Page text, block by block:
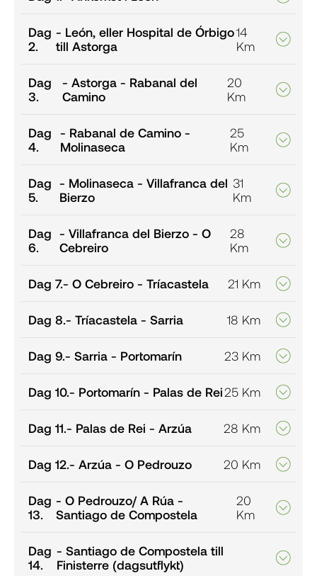
Dag
2.
- León, eller Hospital de Órbigo
till Astorga
14
Km
Dag
3.
- Astorga - Rabanal del
Camino
20
Km
Dag
4.
- Rabanal de Camino -
Molinaseca
25
Km
Dag
5.
- Molinaseca - Villafranca del
Bierzo
31
Km
Dag
6.
- Villafranca del Bierzo - O
Cebreiro
28
Km
Dag 7.- O Cebreiro - Tríacastela 21 Km
Dag 8.- Tríacastela - Sarria 18 Km
Dag 9.- Sarria - Portomarín 23 Km
Dag 10.- Portomarín - Palas de Rei25 Km
Dag 11.- Palas de Rei - Arzúa 28 Km
Dag 12.- Arzúa - O Pedrouzo 20 Km
Dag
13.
- O Pedrouzo/ A Rúa -
Santiago de Compostela
20
Km
Dag
14.
- Santiago de Compostela till
Finisterre (dagsutflykt)